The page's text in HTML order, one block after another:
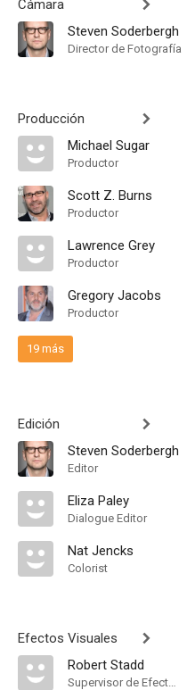
Cámara
Steven Soderbergh
Director de Fotografía
Producción
Michael Sugar
Productor
Scott Z. Burns
Productor
Lawrence Grey
Productor
Gregory Jacobs
Productor
19 más
Edición
Steven Soderbergh
Editor
Eliza Paley
Dialogue Editor
Nat Jencks
Colorist
Efectos Visuales
Robert Stadd
Supervisor de Efectos Visuales